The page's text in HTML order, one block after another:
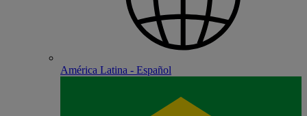
América Latina - Español